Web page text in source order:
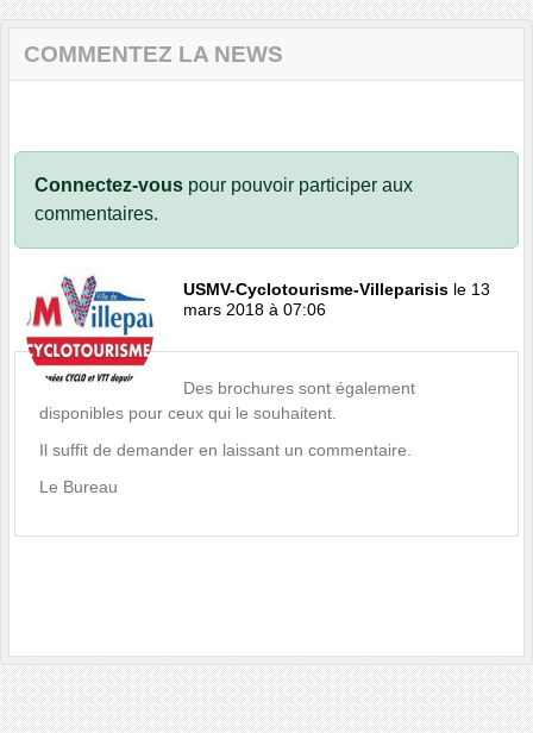
COMMENTEZ LA NEWS
Connectez-vous pour pouvoir participer aux
commentaires.
USMV-Cyclotourisme-Villeparisis le 13
mars 2018 à 07:06
Des brochures sont également
disponibles pour ceux qui le souhaitent.
Il suffit de demander en laissant un commentaire.
Le Bureau